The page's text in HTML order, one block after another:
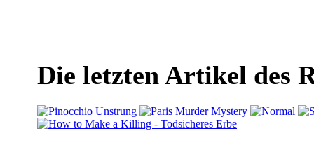
Die letzten Artikel des